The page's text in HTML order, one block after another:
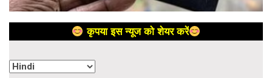
कृपया इस न्यूज को शेयर करें